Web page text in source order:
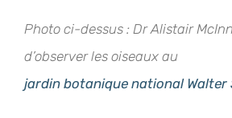
Photo ci-dessus : Dr Alistair
d’observer les oiseaux au
jardin botanique national Walter